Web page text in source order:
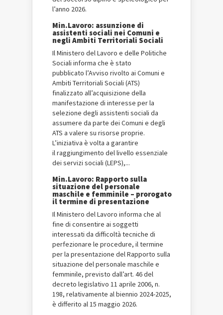
l’anno 2026.
Min.Lavoro: assunzione di
assistenti sociali nei Comuni e
negli Ambiti Territoriali Sociali
Il Ministero del Lavoro e delle Politiche
Sociali informa che è stato
pubblicato l’Avviso rivolto ai Comuni e
Ambiti Territoriali Sociali (ATS)
finalizzato all’acquisizione della
manifestazione di interesse per la
selezione degli assistenti sociali da
assumere da parte dei Comuni e degli
ATS a valere su risorse proprie.
L’iniziativa è volta a garantire
il raggiungimento del livello essenziale
dei servizi sociali (LEPS),...
Min.Lavoro: Rapporto sulla
situazione del personale
maschile e femminile – prorogato
il termine di presentazione
Il Ministero del Lavoro informa che al
fine di consentire ai soggetti
interessati da difficoltà tecniche di
perfezionare le procedure, il termine
per la presentazione del Rapporto sulla
situazione del personale maschile e
femminile, previsto dall’art. 46 del
decreto legislativo 11 aprile 2006, n.
198, relativamente al biennio 2024-2025,
è differito al 15 maggio 2026.